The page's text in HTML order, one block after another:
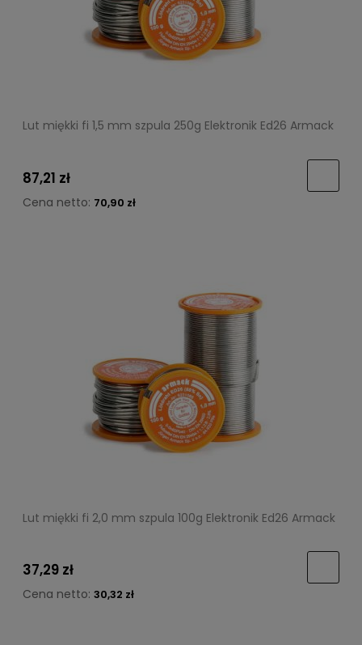
Lut miękki fi 1,5 mm szpula 250g Elektronik Ed26 Armack
87,21 zł
Cena netto: 70,90 zł
Lut miękki fi 2,0 mm szpula 100g Elektronik Ed26 Armack
37,29 zł
Cena netto: 30,32 zł